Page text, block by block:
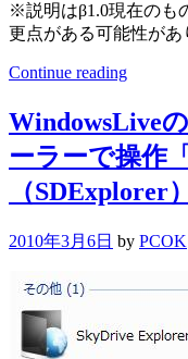
※説明はβ1.0現在のも
更点がある可能性があ
Continue reading
WindowsLive
ーラーで操作
（SDExplorer）
2010年3月6日 by PCOK